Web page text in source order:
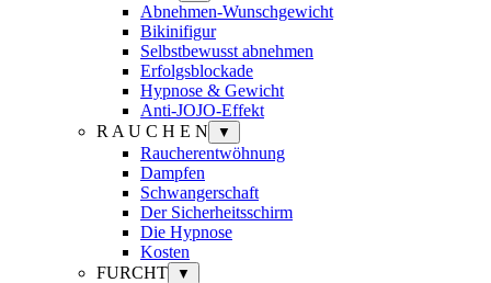
Abnehmen-Wunschgewicht
Bikinifigur
Selbstbewusst abnehmen
Erfolgsblockade
Hypnose & Gewicht
Anti-JOJO-Effekt
R A U C H E N
▼
Raucherentwöhnung
Dampfen
Schwangerschaft
Der Sicherheitsschirm
Die Hypnose
Kosten
FURCHT
▼